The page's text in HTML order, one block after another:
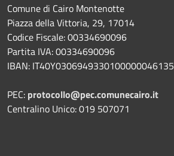
Comune di Cairo Montenotte
Piazza della Vittoria, 29, 17014
Codice Fiscale: 00334690096
Partita IVA: 00334690096
IBAN: IT40Y0306949330100000046135
PEC: protocollo@pec.comunecairo.it
Centralino Unico: 019 507071